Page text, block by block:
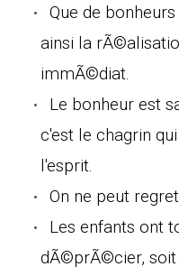
Que de
ainsi la
immÃ©diat.
Le bonheur est
c'est le chagrin
l'esprit.
On ne peut
Les enfants ont
dÃ©prÃ©cier,